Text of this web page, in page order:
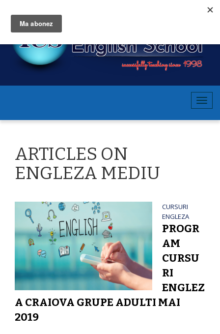
T
n
ARTICLES ON
ENGLEZA MEDIU
CURSURI
ENGLEZA
PROGR
AM
CURSU
RI
ENGLEZ
A CRAIOVA GRUPE ADULTI MAI
2019